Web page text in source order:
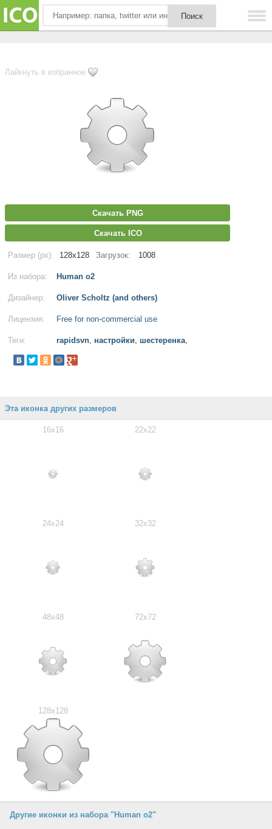
Лайкнуть в избранное
Скачать PNG
Скачать ICO
Размер (px): 128x128 Загрузок: 1008
Из набора: Human o2
Дизайнер: Oliver Scholtz (and others)
Лицензия: Free for non-commercial use
Теги: rapidsvn, настройки, шестеренка,
Эта иконка других размеров
16x16 22x22
24x24 32x32
48x48 72x72
128x128
Другие иконки из набора "Human o2"